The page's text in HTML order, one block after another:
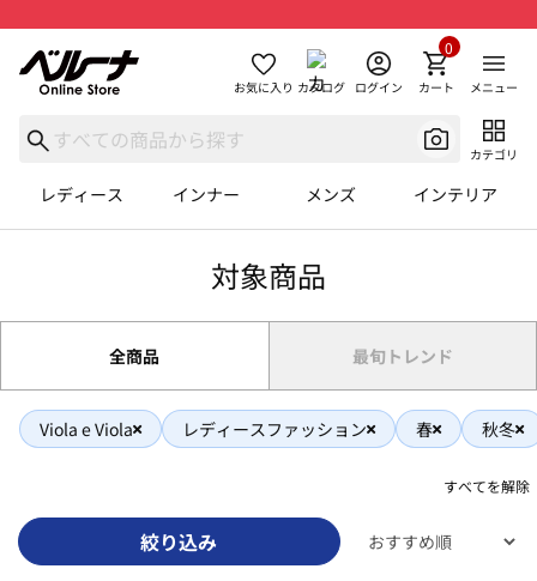
お気に入り カタログ ログイン カート
0
メニュー
カテゴリ
レディース インナー メンズ インテリア
対象商品
全商品 最旬トレンド
Viola e Viola レディースファッション 春 秋冬
すべてを解除
絞り込み